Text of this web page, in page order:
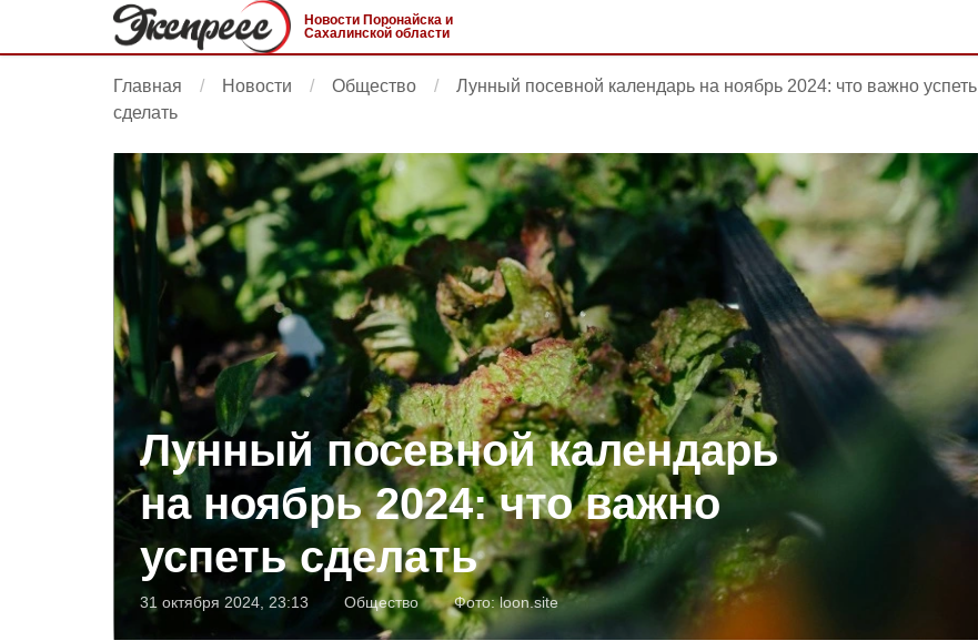
Новости Поронайска и
Сахалинской области
Главная Новости Общество
Лунный посевной календарь на ноябрь 2024: что важно успеть
сделать
Лунный посевной календарь
на ноябрь 2024: что важно
успеть сделать
31 октября 2024, 23:13 Общество Фото:loon.site